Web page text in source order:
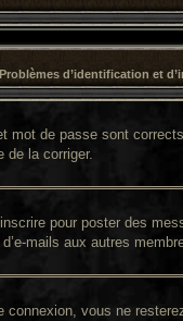
Problèmes d’identification et
de passe sont
de la corriger.
pour poster des
mails aux autres
connexion, vous ne